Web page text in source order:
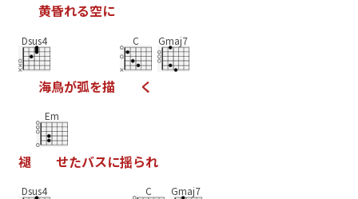
黄昏れる空に
Dsus4
海鳥が弧を描
C
く
Gmaj7
褪
Em
せたバスに揺られ
Dsus4 C Gmaj7